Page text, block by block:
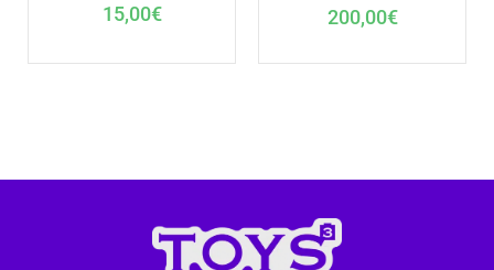
15,00€ 200,00€